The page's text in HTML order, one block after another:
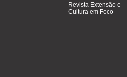
Revista Extensão e
Cultura em Foco